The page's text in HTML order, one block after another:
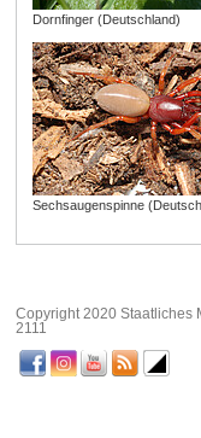
Dornfinger (Deutschland)
Sechsaugenspinne
Copyright 2020 Staatliches
2111